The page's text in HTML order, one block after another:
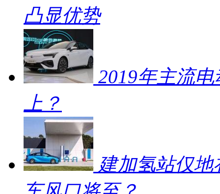
凸显优势
2019年主流
上？
建加氢站仅地